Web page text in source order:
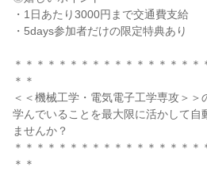
・1日あたり3000円まで交通費支給
・5days参加者だけの限定特典あり
＊＊＊＊＊＊＊＊＊＊＊＊＊＊＊＊＊
＊＊
＜＜機械工学・電気電子工学専攻＞＞
学んでいることを最大限に活かして自
ませんか？
＊＊＊＊＊＊＊＊＊＊＊＊＊＊＊＊＊
＊＊